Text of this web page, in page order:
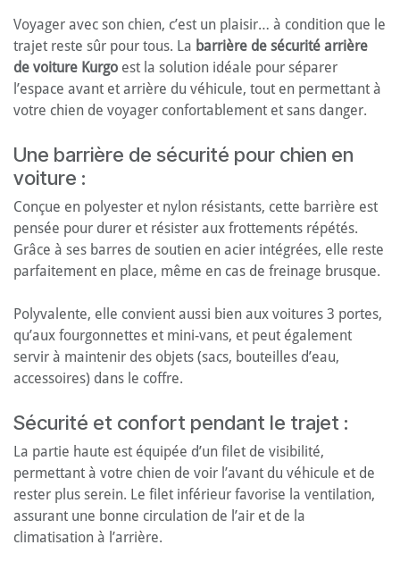
Voyager avec son chien, c’est un plaisir… à condition que le
trajet reste sûr pour tous. La barrière de sécurité arrière
de voiture Kurgo est la solution idéale pour séparer
l’espace avant et arrière du véhicule, tout en permettant à
votre chien de voyager confortablement et sans danger.
Une barrière de sécurité pour chien en
voiture :
Conçue en polyester et nylon résistants, cette barrière est
pensée pour durer et résister aux frottements répétés.
Grâce à ses barres de soutien en acier intégrées, elle reste
parfaitement en place, même en cas de freinage brusque.
Polyvalente, elle convient aussi bien aux voitures 3 portes,
qu’aux fourgonnettes et mini-vans, et peut également
servir à maintenir des objets (sacs, bouteilles d’eau,
accessoires) dans le coffre.
Sécurité et confort pendant le trajet :
La partie haute est équipée d’un filet de visibilité,
permettant à votre chien de voir l’avant du véhicule et de
rester plus serein. Le filet inférieur favorise la ventilation,
assurant une bonne circulation de l’air et de la
climatisation à l’arrière.